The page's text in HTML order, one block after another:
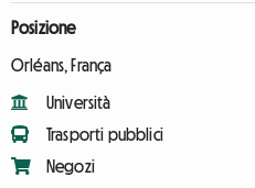
Posizione
Orléans, França
Università
Trasporti pubblici
Negozi